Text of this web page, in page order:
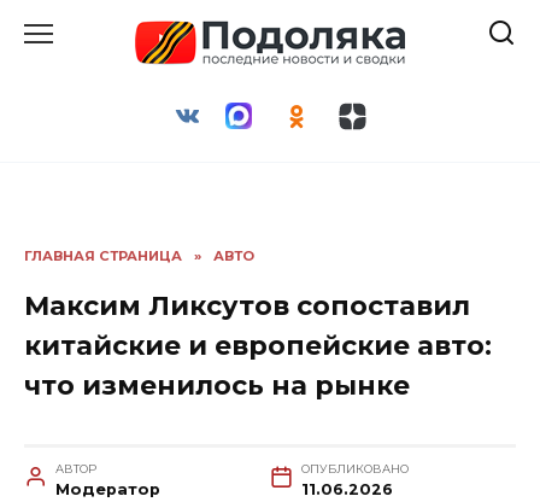
ГЛАВНАЯ СТРАНИЦА » АВТО
Максим Ликсутов сопоставил
китайские и европейские авто:
что изменилось на рынке
АВТОР
Модератор
ОПУБЛИКОВАНО
11.06.2026